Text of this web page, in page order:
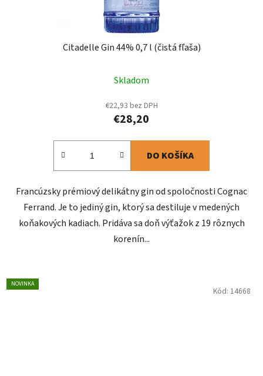
Citadelle Gin 44% 0,7 l (čistá fľaša)
Skladom
€22,93 bez DPH
€28,20
DO KOŠÍKA
Francúzsky prémiový delikátny gin od spoločnosti Cognac
Ferrand. Je to jediný gin, ktorý sa destiluje v medených
koňakových kadiach. Pridáva sa doň výťažok z 19 rôznych
korenín...
NOVINKA
Kód: 14668